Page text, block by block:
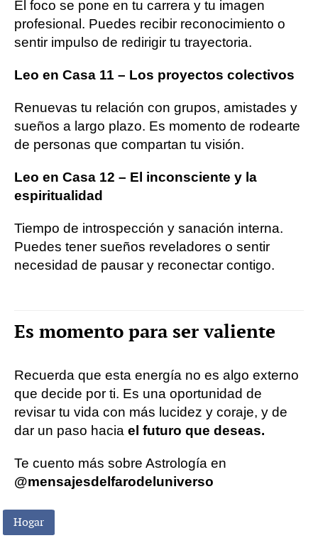
El foco se pone en tu carrera y tu imagen
profesional. Puedes recibir reconocimiento o
sentir impulso de redirigir tu trayectoria.
Leo en Casa 11 – Los proyectos colectivos
Renuevas tu relación con grupos, amistades y
sueños a largo plazo. Es momento de rodearte
de personas que compartan tu visión.
Leo en Casa 12 – El inconsciente y la
espiritualidad
Tiempo de introspección y sanación interna.
Puedes tener sueños reveladores o sentir
necesidad de pausar y reconectar contigo.
Es momento para ser valiente
Recuerda que esta energía no es algo externo
que decide por ti. Es una oportunidad de
revisar tu vida con más lucidez y coraje, y de
dar un paso hacia el futuro que deseas.
Te cuento más sobre Astrología en
@mensajesdelfarodeluniverso
Hogar